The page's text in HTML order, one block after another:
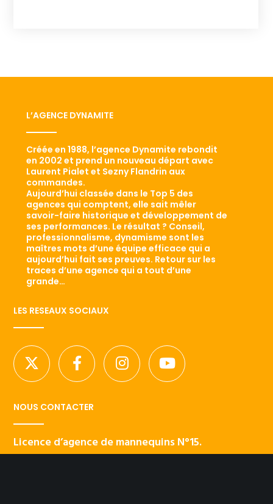
L’AGENCE DYNAMITE
Créée en 1988, l’agence Dynamite rebondit
en 2002 et prend un nouveau départ avec
Laurent Pialet et Sezny Flandrin aux
commandes.
Aujourd’hui classée dans le Top 5 des
agences qui comptent, elle sait mêler
savoir-faire historique et développement de
ses performances. Le résultat ? Conseil,
professionnalisme, dynamisme sont les
maîtres mots d’une équipe efficace qui a
aujourd’hui fait ses preuves. Retour sur les
traces d’une agence qui a tout d’une
grande…
LES RESEAUX SOCIAUX
NOUS CONTACTER
Licence d’agence de mannequins N°15.